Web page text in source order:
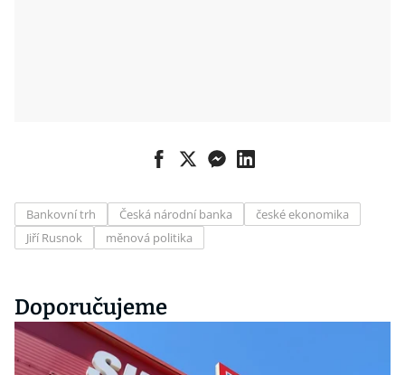
Bankovní trh Česká národní banka
české ekonomika
Jiří Rusnok
měnová politika
Doporučujeme